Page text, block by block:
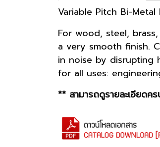
Variable Pitch Bi-Metal
For wood, steel,
a very smooth finish.
in noise by disrupting
for all uses:
** สามารถดูรายละเอียด